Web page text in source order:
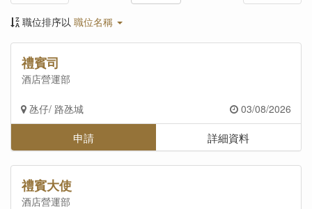
職位排序以 職位名稱
禮賓司
酒店營運部
氹仔/ 路氹城 03/08/2026
申請 詳細資料
禮賓大使
酒店營運部